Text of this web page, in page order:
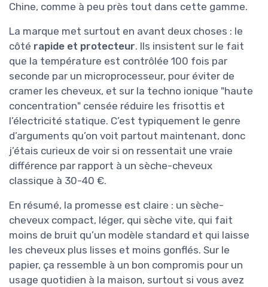
Chine, comme à peu près tout dans cette gamme.
La marque met surtout en avant deux choses : le
côté rapide et protecteur. Ils insistent sur le fait
que la température est contrôlée 100 fois par
seconde par un microprocesseur, pour éviter de
cramer les cheveux, et sur la techno ionique "haute
concentration" censée réduire les frisottis et
l’électricité statique. C’est typiquement le genre
d’arguments qu’on voit partout maintenant, donc
j’étais curieux de voir si on ressentait une vraie
différence par rapport à un sèche-cheveux
classique à 30-40 €.
En résumé, la promesse est claire : un sèche-
cheveux compact, léger, qui sèche vite, qui fait
moins de bruit qu’un modèle standard et qui laisse
les cheveux plus lisses et moins gonflés. Sur le
papier, ça ressemble à un bon compromis pour un
usage quotidien à la maison, surtout si vous avez